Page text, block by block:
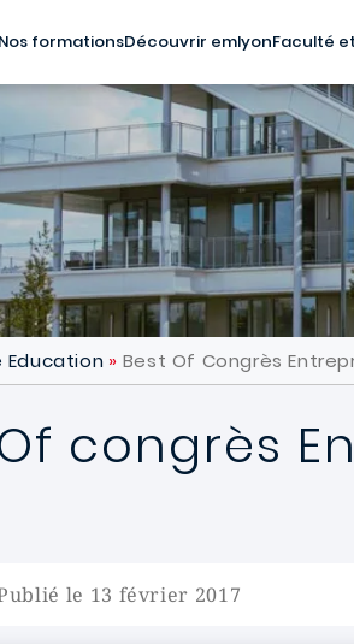
Nos formationsDécouvrir emlyonFaculté
Education Best Of Congrès
congrès
le 13 février 2017